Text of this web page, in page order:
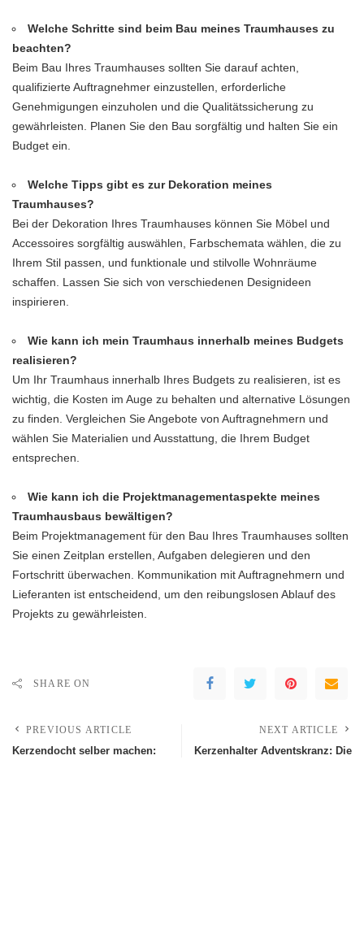
Welche Schritte sind beim Bau meines Traumhauses zu
beachten?
Beim Bau Ihres Traumhauses sollten Sie darauf achten,
qualifizierte Auftragnehmer einzustellen, erforderliche
Genehmigungen einzuholen und die Qualitätssicherung zu
gewährleisten. Planen Sie den Bau sorgfältig und halten Sie ein
Budget ein.
Welche Tipps gibt es zur Dekoration meines
Traumhauses?
Bei der Dekoration Ihres Traumhauses können Sie Möbel und
Accessoires sorgfältig auswählen, Farbschemata wählen, die zu
Ihrem Stil passen, und funktionale und stilvolle Wohnräume
schaffen. Lassen Sie sich von verschiedenen Designideen
inspirieren.
Wie kann ich mein Traumhaus innerhalb meines Budgets
realisieren?
Um Ihr Traumhaus innerhalb Ihres Budgets zu realisieren, ist es
wichtig, die Kosten im Auge zu behalten und alternative Lösungen
zu finden. Vergleichen Sie Angebote von Auftragnehmern und
wählen Sie Materialien und Ausstattung, die Ihrem Budget
entsprechen.
Wie kann ich die Projektmanagementaspekte meines
Traumhausbaus bewältigen?
Beim Projektmanagement für den Bau Ihres Traumhauses sollten
Sie einen Zeitplan erstellen, Aufgaben delegieren und den
Fortschritt überwachen. Kommunikation mit Auftragnehmern und
Lieferanten ist entscheidend, um den reibungslosen Ablauf des
Projekts zu gewährleisten.
SHARE ON
PREVIOUS ARTICLE
Kerzendocht selber machen:
NEXT ARTICLE
Kerzenhalter Adventskranz: Die